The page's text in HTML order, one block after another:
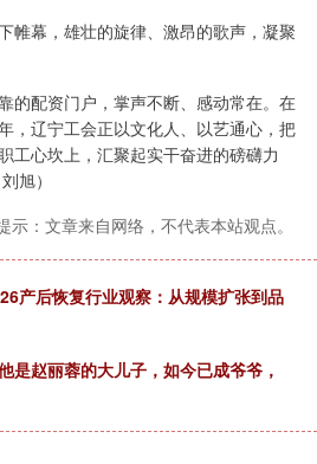
帷幕，雄壮的旋律、激昂的歌声，凝聚
的配资门户，掌声不断、感动常在。在
，辽宁工会正以文化人、以艺通心，把
工心坎上，汇聚起实干奋进的磅礴力
旭）
示：文章来自网络，不代表本站观点。
产后恢复行业观察：从规模扩张到品
是赵丽蓉的大儿子，如今已成爷爷，